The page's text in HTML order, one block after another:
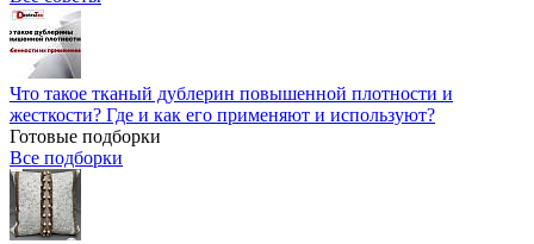
Что такое тканый дублерин повышенной плотности и
жесткости? Где и как его применяют и используют?
Готовые подборки
Все подборки